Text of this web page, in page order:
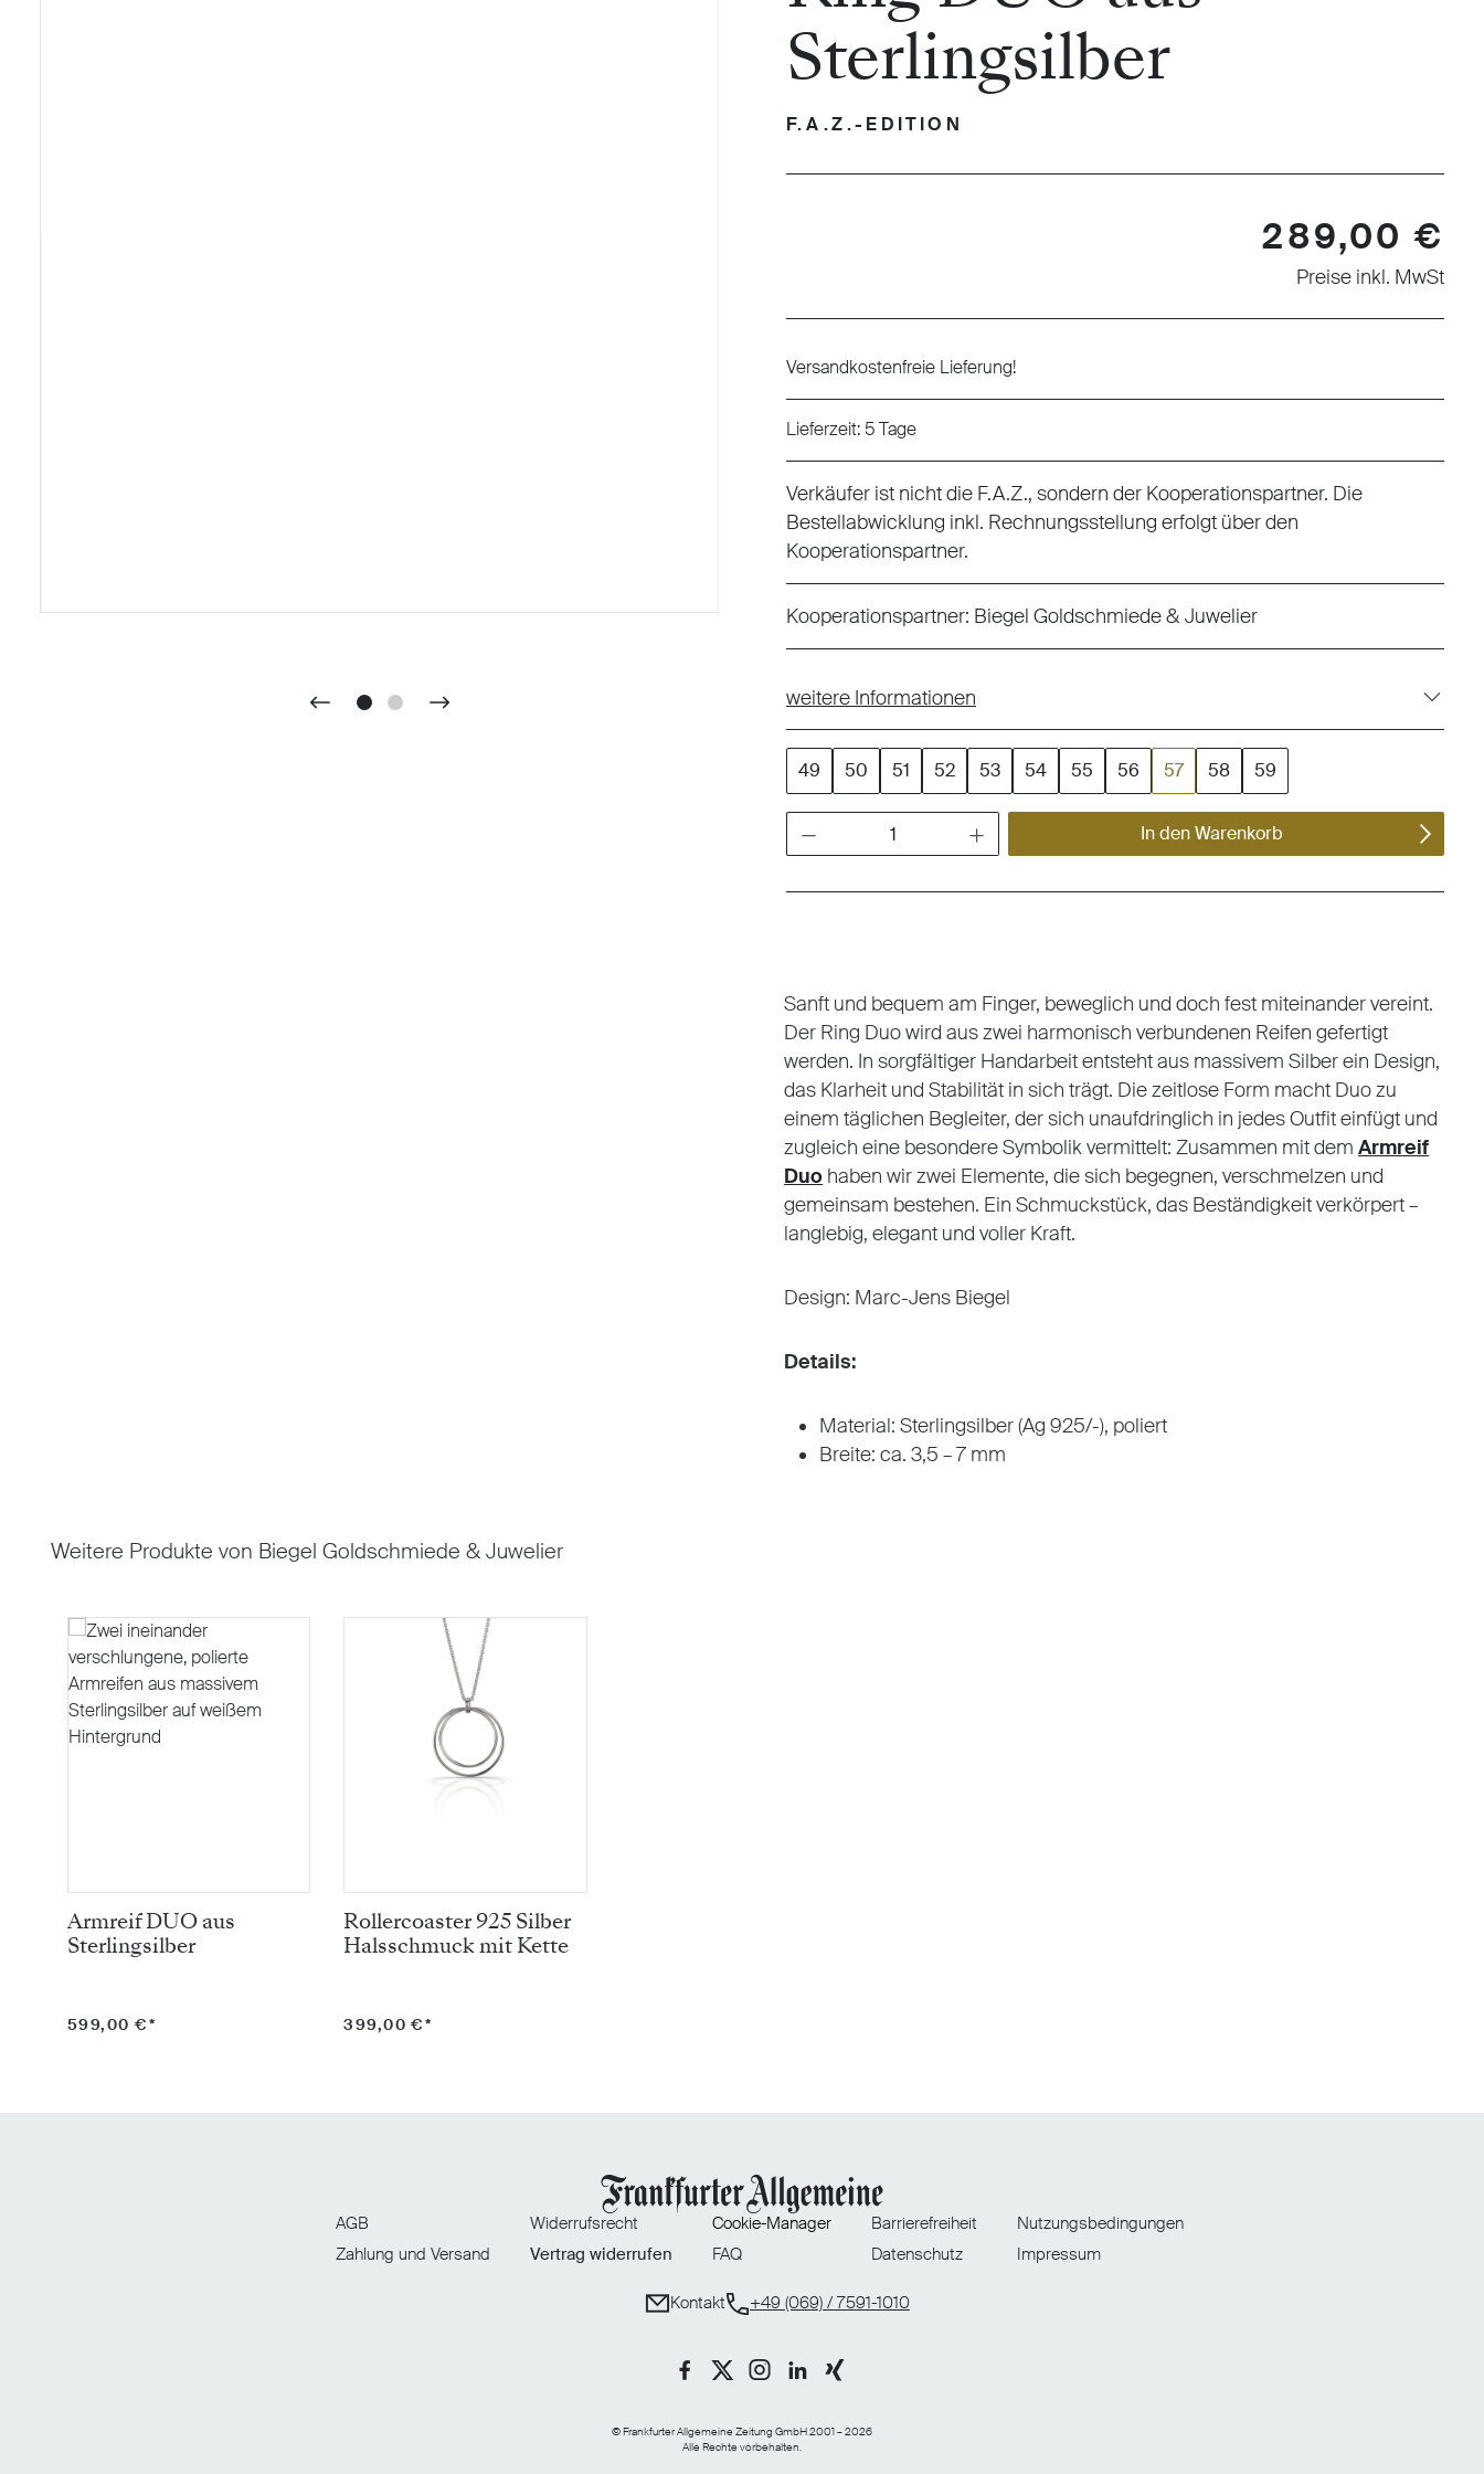
Sterlingsilber
F.A.Z.-EDITION
289,00 €
Preise inkl. MwSt
Versandkostenfreie Lieferung!
Lieferzeit: 5 Tage
Verkäufer ist nicht die F.A.Z., sondern der Kooperationspartner. Die
Bestellabwicklung inkl. Rechnungsstellung erfolgt über den
Kooperationspartner.
Kooperationspartner: Biegel Goldschmiede & Juwelier
weitere Informationen
49 50 51 52 53 54 55 56 57 58 59
In den Warenkorb
Sanft und bequem am Finger, beweglich und doch fest miteinander vereint.
Der Ring Duo wird aus zwei harmonisch verbundenen Reifen gefertigt
werden. In sorgfältiger Handarbeit entsteht aus massivem Silber ein Design,
das Klarheit und Stabilität in sich trägt. Die zeitlose Form macht Duo zu
einem täglichen Begleiter, der sich unaufdringlich in jedes Outfit einfügt und
zugleich eine besondere Symbolik vermittelt: Zusammen mit demArmreif
Duo haben wir zwei Elemente, die sich begegnen, verschmelzen und
gemeinsam bestehen. Ein Schmuckstück, das Beständigkeit verkörpert –
langlebig, elegant und voller Kraft.
Design: Marc-Jens Biegel
Details:
Material: Sterlingsilber (Ag 925/-), poliert
Breite: ca. 3,5 – 7 mm
Weitere Produkte von Biegel Goldschmiede & Juwelier
Armreif DUO aus
Sterlingsilber
599,00 €*
Rollercoaster 925 Silber
Halsschmuck mit Kette
399,00 €*
AGB
Zahlung und Versand
Widerrufsrecht
Vertrag widerrufen
Cookie-Manager
FAQ
Barrierefreiheit
Datenschutz
Nutzungsbedingungen
Impressum
Kontakt +49 (069) / 7591-1010
© Frankfurter Allgemeine Zeitung GmbH 2001 – 2026
Alle Rechte vorbehalten.